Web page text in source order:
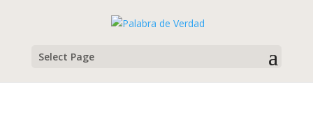
Select Page